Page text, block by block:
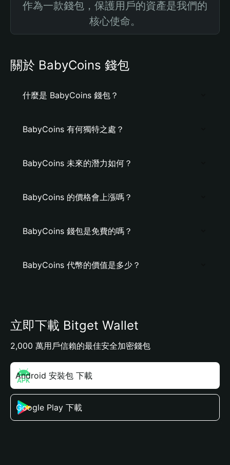
作為一款錢包，保護用戶的資產是我們的
核心使命。
關於 BabyCoins 錢包
什麼是 BabyCoins 錢包？
BabyCoins 有何獨特之處？
BabyCoins 未來的潛力如何？
BabyCoins 的價格會上漲嗎？
BabyCoins 錢包是免費的嗎？
BabyCoins 代幣的價值是多少？
立即下載 Bitget Wallet
2,000 萬用戶信賴的最佳安全加密錢包
Android 安裝包 下載
Google Play 下載